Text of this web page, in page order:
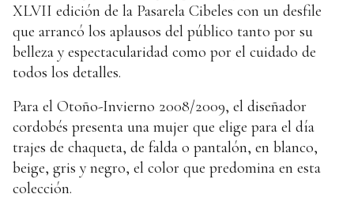
XLVII edición de la Pasarela Cibeles con un desfile
que arrancó los aplausos del público tanto por su
belleza y espectacularidad como por el cuidado de
todos los detalles.
Para el Otoño-Invierno 2008/2009, el diseñador
cordobés presenta una mujer que elige para el día
trajes de chaqueta, de falda o pantalón, en blanco,
beige, gris y negro, el color que predomina en esta
colección.